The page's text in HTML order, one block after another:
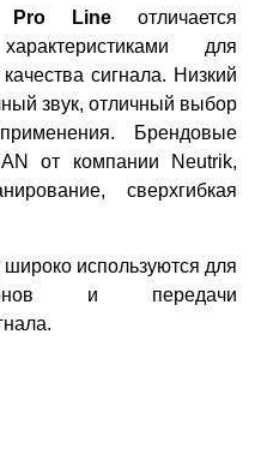
Pro Line отличается
для
сигнала. Низкий
звук, отличный выбор
Брендовые
от компании Neutrik,
сверхгибкая
используются для
и передачи